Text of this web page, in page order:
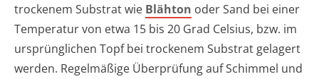
trockenem Substrat wie Blähton oder Sand bei einer
Temperatur von etwa 15 bis 20 Grad Celsius, bzw. im
ursprünglichen Topf bei trockenem Substrat gelagert
werden. Regelmäßige Überprüfung auf Schimmel und